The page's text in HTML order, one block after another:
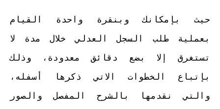
حيث بإمكانك وبنقرة واحدة القيام
بعملية طلب السجل العدلي خلال مدة لا
تستغرق إلا بضع دقائق معدودة، وذلك
بإتباع الخطوات الاتي ذكرها أسفله،
والتي نقدمها بالشرح المفصل والصور